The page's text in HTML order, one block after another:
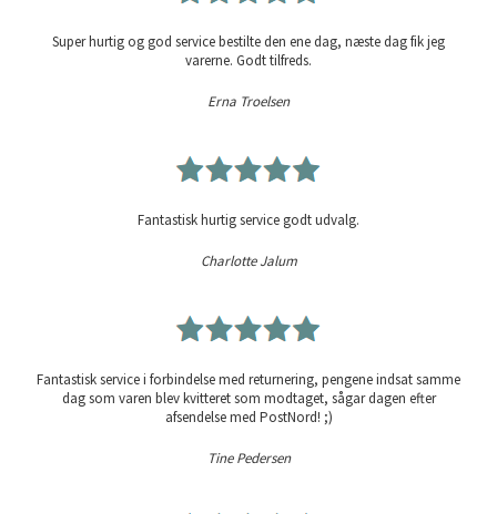
Super hurtig og god service bestilte den ene dag, næste dag fik jeg
varerne. Godt tilfreds.
Erna Troelsen
Fantastisk hurtig service godt udvalg.
Charlotte Jalum
Fantastisk service i forbindelse med returnering, pengene indsat samme
dag som varen blev kvitteret som modtaget, sågar dagen efter
afsendelse med PostNord! ;)
Tine Pedersen